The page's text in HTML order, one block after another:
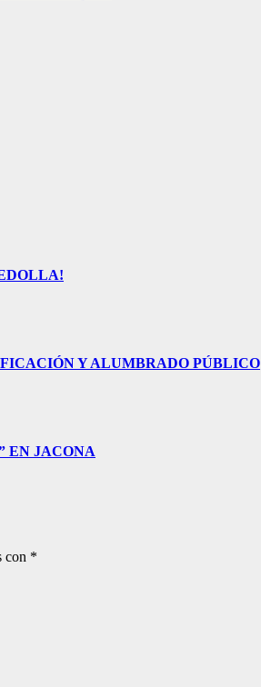
Y ALUMBRADO PÚBLICO
EN JACONA
con *